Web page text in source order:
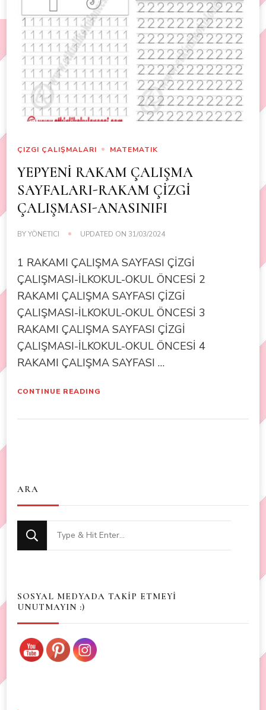
ÇIZGI ÇALIŞMALARI MATEMATIK
YEPYENİ RAKAM ÇALIŞMA
SAYFALARI-RAKAM ÇİZGİ
ÇALIŞMASI-ANASINIFI
BYYÖNETICI UPDATED ON 31/03/2024
1 RAKAMI ÇALIŞMA SAYFASI ÇİZGİ
ÇALIŞMASI-İLKOKUL-OKUL ÖNCESİ 2
RAKAMI ÇALIŞMA SAYFASI ÇİZGİ
ÇALIŞMASI-İLKOKUL-OKUL ÖNCESİ 3
RAKAMI ÇALIŞMA SAYFASI ÇİZGİ
ÇALIŞMASI-İLKOKUL-OKUL ÖNCESİ 4
RAKAMI ÇALIŞMA SAYFASI …
CONTINUE READING
ARA
Looking
for
SOSYAL MEDYADA TAKİP ETMEYİ
UNUTMAYIN :)